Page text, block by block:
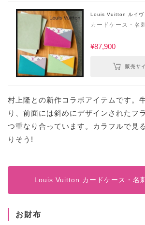
Louis Vuitton ルイヴ
カードケース・名
¥87,900
販売サ
村上隆との新作コラボアイテムです。
り、前面には斜めにデザインされたフ
つ重なり合っています。カラフルで見
りそう!
Louis Vuitton カードケース・名
お財布